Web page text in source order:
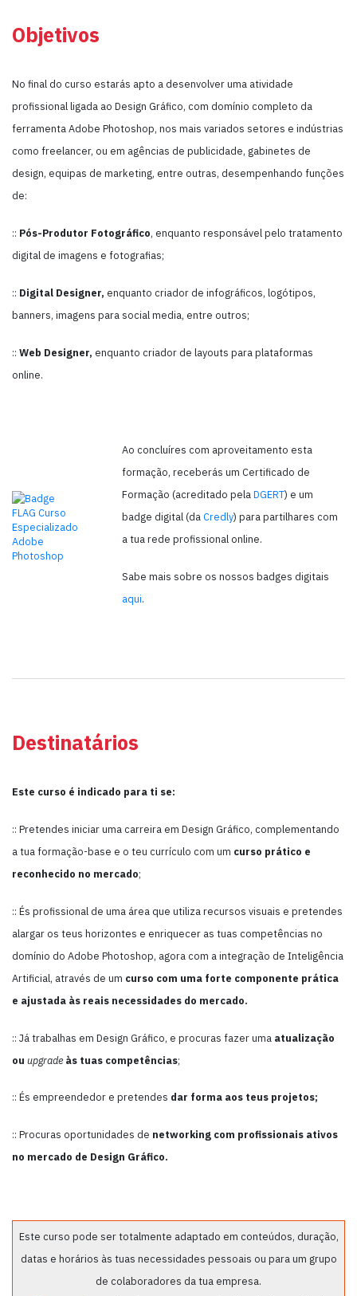
Objetivos
No final do curso estarás apto a desenvolver uma atividade
profissional ligada ao Design Gráfico, com domínio completo da
ferramenta Adobe Photoshop, nos mais variados setores e indústrias
como freelancer, ou em agências de publicidade, gabinetes de
design, equipas de marketing, entre outras, desempenhando funções
de:
:: Pós-Produtor Fotográfico, enquanto responsável pelo tratamento
digital de imagens e fotografias;
:: Digital Designer, enquanto criador de infográficos, logótipos,
banners, imagens para social media, entre outros;
:: Web Designer, enquanto criador de layouts para plataformas
online.
Ao concluíres com aproveitamento esta
formação, receberás um Certificado de
Formação (acreditado pela DGERT) e um
badge digital (da Credly) para partilhares com
a tua rede profissional online.
Sabe mais sobre os nossos badges digitais
aqui.
Destinatários
Este curso é indicado para ti se:
:: Pretendes iniciar uma carreira em Design Gráfico, complementando
a tua formação-base e o teu currículo com um curso prático e
reconhecido no mercado;
:: És profissional de uma área que utiliza recursos visuais e pretendes
alargar os teus horizontes e enriquecer as tuas competências no
domínio do Adobe Photoshop, agora com a integração de Inteligência
Artificial, através de um curso com uma forte componente prática
e ajustada às reais necessidades do mercado.
:: Já trabalhas em Design Gráfico, e procuras fazer uma atualização
ou upgrade às tuas competências;
:: És empreendedor e pretendes dar forma aos teus projetos;
:: Procuras oportunidades de networking com profissionais ativos
no mercado de Design Gráfico.
Este curso pode ser totalmente adaptado em conteúdos, duração,
datas e horários às tuas necessidades pessoais ou para um grupo
de colaboradores da tua empresa.